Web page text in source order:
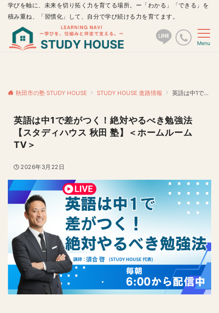
学びを軸に、未来を切り拓く力を育てる場所。ー「わかる」「できる」を
積み重ね、「習慣化」して、自分で学び続ける力を育てます。
Menu
秋田市の塾 STUDY HOUSE STUDY HOUSE 進路情報 英語は中1で差がつく！絶対やるべき勉強法【スタディハウス 秋田 塾】＜ホームルームTV＞
英語は中1で差がつく！絶対やるべき勉強法
【スタディハウス 秋田 塾】＜ホームルーム
TV＞
2026年3月22日